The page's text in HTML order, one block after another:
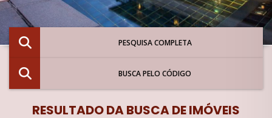
PESQUISA COMPLETA
BUSCA PELO CÓDIGO
RESULTADO DA BUSCA DE IMÓVEIS